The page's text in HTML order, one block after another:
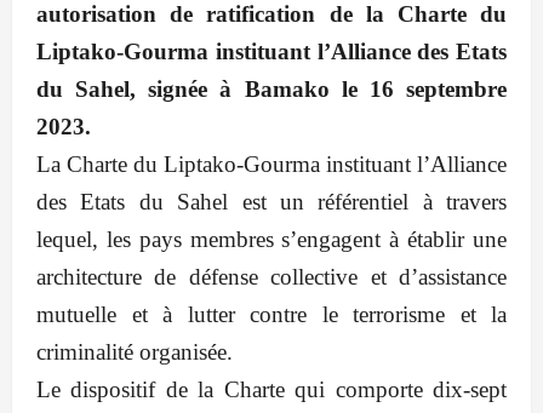
autorisation de ratification de la Charte du
Liptako-Gourma instituant l’Alliance des Etats
du Sahel, signée à Bamako le 16 septembre
2023.
La Charte du Liptako-Gourma instituant l’Alliance
des Etats du Sahel est un référentiel à travers
lequel, les pays membres s’engagent à établir une
architecture de défense collective et d’assistance
mutuelle et à lutter contre le terrorisme et la
criminalité organisée.
Le dispositif de la Charte qui comporte dix-sept